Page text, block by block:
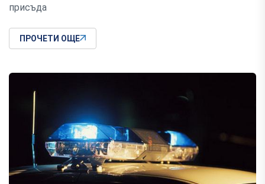
присъда
ПРОЧЕТИ ОЩЕ